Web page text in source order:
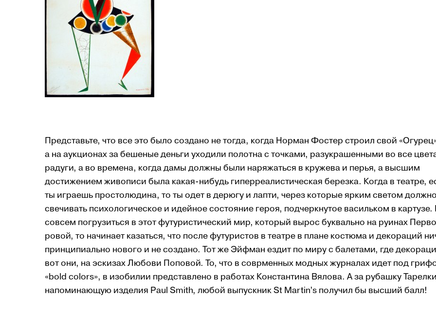
Предс­тавь­те, что все это было создано не тогда, когда Нор­ман Фостер строил свой
а на аукционах за бешеные деньги уходили полотна с точками, разукрашенными во все
радуги, а во време­на, когда дамы должны были на­ряжаться в кружева и пе­рья, а высшим
достижением живо­писи была какая-нибудь ги­перреалистическая березка. Когда в театре,
ты играешь простолюдина, то ты одет в дерюгу и лапти, через кото­рые ярким светом
свечивать психологическое и идейное состояние героя, подчеркнутое васильком в кар­тузе.
совсем погр­у­зить­ся в этот футуристиче­ский мир, который вырос бук­вально на руинах
ровой, то начинает казаться, что после футуристов в театре в плане костюма и декораций
принципиально нового и не создано. Тот же Эйфман ездит по миру с ба­ле­та­ми, где
вот они, на эски­зах Любови Попо­вой. То, что в соврменных модных журналах идет под
«bold colors», в изобилии представлено в ра­ботах Константина Вялова. А за ру­башку
напо­ми­нающую изделия Paul Smith, любой выпускник St Martin’s получил бы высший балл!